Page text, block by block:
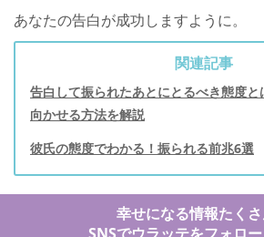
あなたの告白が成功しますように。
関連記事
告白して振られたあとにとるべき態度と
向かせる方法を解説
彼氏の態度でわかる！振られる前兆6選
幸せになる情報たくさ